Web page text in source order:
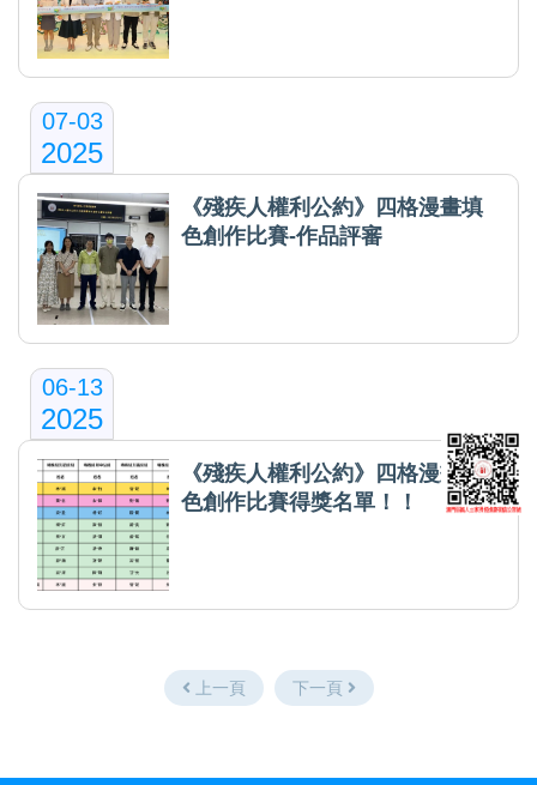
07-03
2025
《殘疾人權利公約》四格漫畫填
色創作比賽-作品評審
06-13
2025
《殘疾人權利公約》四格漫畫填
色創作比賽得獎名單！！
上一頁 下一頁